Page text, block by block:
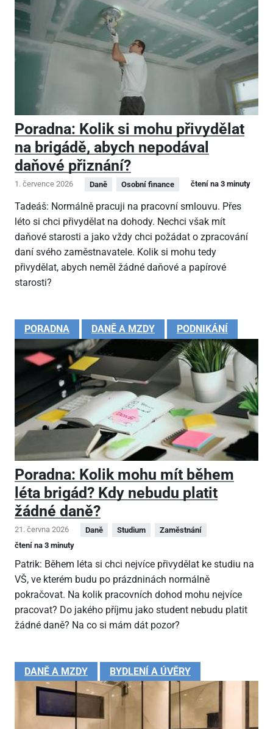
Poradna: Kolik si mohu přivydělat
na brigádě, abych nepodával
daňové přiznání?
1. července 2026 Daně Osobní finance čtení na 3 minuty
Tadeáš: Normálně pracuji na pracovní smlouvu. Přes
léto si chci přivydělat na dohody. Nechci však mít
daňové starosti a jako vždy chci požádat o zpracování
daní svého zaměstnavatele. Kolik si mohu tedy
přivydělat, abych neměl žádné daňové a papírové
starosti?
PORADNA DANĚ A MZDY PODNIKÁNÍ
Poradna: Kolik mohu mít během
léta brigád? Kdy nebudu platit
žádné daně?
21. června 2026 Daně Studium
Zaměstnání
čtení na 3 minuty
Patrik: Během léta si chci nejvíce přivydělat ke studiu na
VŠ, ve kterém budu po prázdninách normálně
pokračovat. Na kolik pracovních dohod mohu nejvíce
pracovat? Do jakého příjmu jako student nebudu platit
žádné daně? Na co si mám dát pozor?
DANĚ A MZDY BYDLENÍ A ÚVĚRY